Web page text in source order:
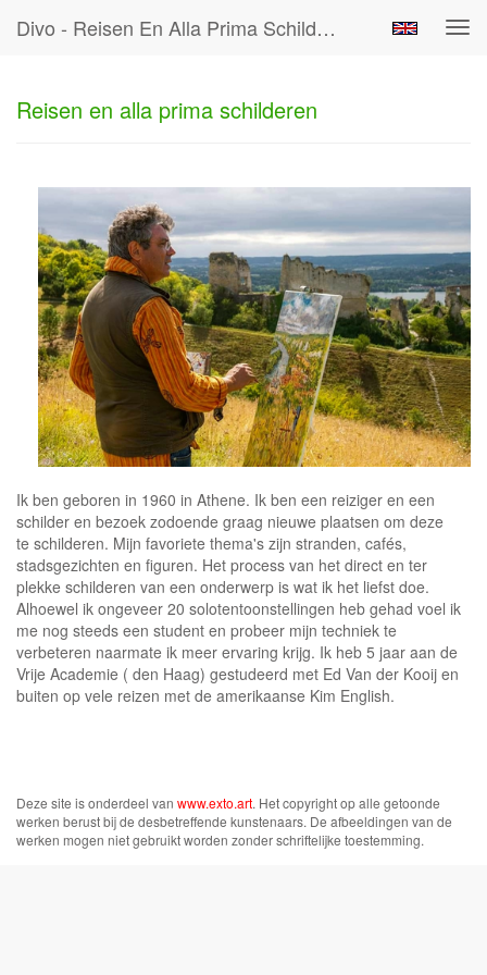
Divo - Reisen En Alla Prima Schilderen
Reisen en alla prima schilderen
Ik ben geboren in 1960 in Athene. Ik ben een reiziger en een
schilder en bezoek zodoende graag nieuwe plaatsen om deze
te schilderen. Mijn favoriete thema's zijn stranden, cafés,
stadsgezichten en figuren. Het process van het direct en ter
plekke schilderen van een onderwerp is wat ik het liefst doe.
Alhoewel ik ongeveer 20 solotentoonstellingen heb gehad voel ik
me nog steeds een student en probeer mijn techniek te
verbeteren naarmate ik meer ervaring krijg. Ik heb 5 jaar aan de
Vrije Academie ( den Haag) gestudeerd met Ed Van der Kooij en
buiten op vele reizen met de amerikaanse Kim English.
Deze site is onderdeel van www.exto.art. Het copyright op alle getoonde
werken berust bij de desbetreffende kunstenaars. De afbeeldingen van de
werken mogen niet gebruikt worden zonder schriftelijke toestemming.